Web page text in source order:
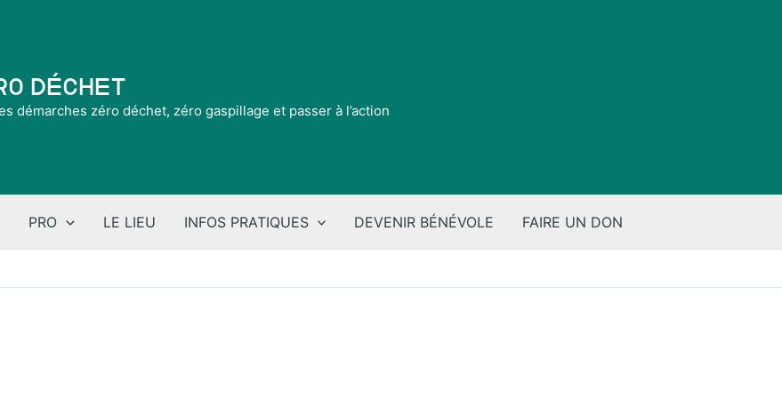
Déchet
démarches zéro déchet, zéro gaspillage et passer à l’action
PRO LE LIEU INFOS PRATIQUES DEVENIR BÉNÉVOLE FAIRE UN DON